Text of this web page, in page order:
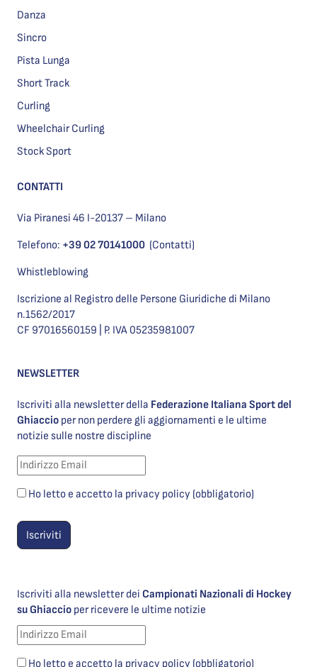
Danza
Sincro
Pista Lunga
Short Track
Curling
Wheelchair Curling
Stock Sport
CONTATTI
Via Piranesi 46 I-20137 – Milano
Telefono: +39 02 70141000 (Contatti)
Whistleblowing
Iscrizione al Registro delle Persone Giuridiche di Milano
n.1562/2017
CF 97016560159 | P. IVA 05235981007
NEWSLETTER
Iscriviti alla newsletter della Federazione Italiana Sport del
Ghiaccio per non perdere gli aggiornamenti e le ultime
notizie sulle nostre discipline
Ho letto e accetto la privacy policy (obbligatorio)
Iscriviti alla newsletter dei Campionati Nazionali di Hockey
su Ghiaccio per ricevere le ultime notizie
Ho letto e accetto la privacy policy (obbligatorio)